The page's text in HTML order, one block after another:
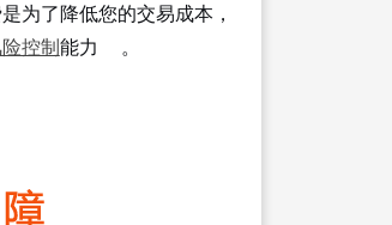
为了降低您的交易成本，
控制能力 。